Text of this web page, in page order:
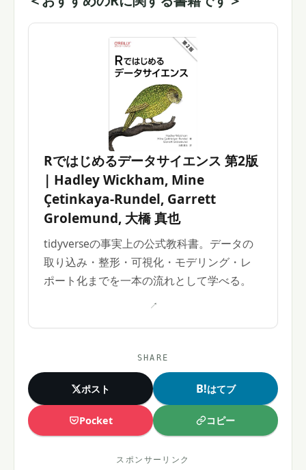
Rではじめるデータサイエンス 第2版
| Hadley Wickham, Mine
Çetinkaya-Rundel, Garrett
Grolemund, 大橋 真也
tidyverseの事実上の公式教科書。データの
取り込み・整形・可視化・モデリング・レ
ポート化までを一本の流れとして学べる。
SHARE
ポスト B!はてブ
Pocket コピー
スポンサーリンク